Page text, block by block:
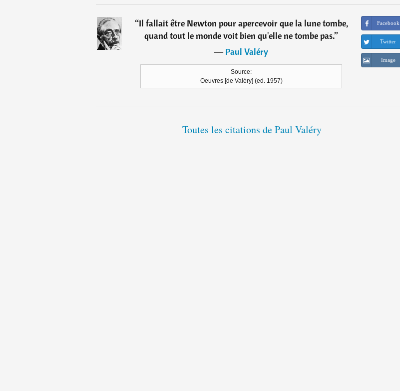
“Il fallait être Newton pour apercevoir que la lune tombe,
quand tout le monde voit bien qu'elle ne tombe pas.”
―Paul Valéry
Source:
Oeuvres [de Valéry] (ed. 1957)
Facebook
Twitter
Image
Toutes les citations de Paul Valéry